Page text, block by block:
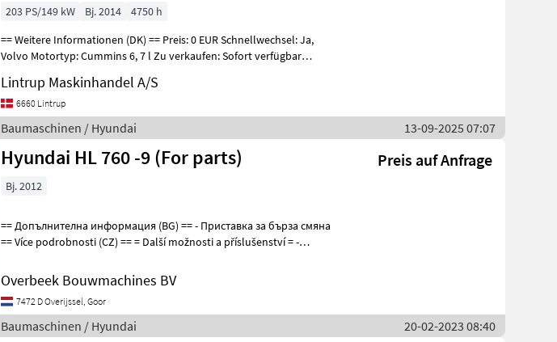
203 PS/149 kW Bj. 2014
4750 h
== Weitere Informationen (DK) == Preis: 0 EUR Schnellwechsel: Ja,
Volvo Motortyp: Cummins 6, 7 l Zu verkaufen: Sofort verfügbar
Lintrup Maskinhandel A/S
6660 Lintrup
Baumaschinen / Hyundai 13-09-2025 07:07
Hyundai HL 760 -9 (For parts) Preis auf Anfrage
Bj. 2012
== Допълнителна информация (BG) == - Приставка за бърза смяна
== Více podrobnosti (CZ) == = Další možnosti a příslušenství = -
Overbeek Bouwmachines BV
7472 D Overijssel, Goor
Baumaschinen / Hyundai 20-02-2023 08:40